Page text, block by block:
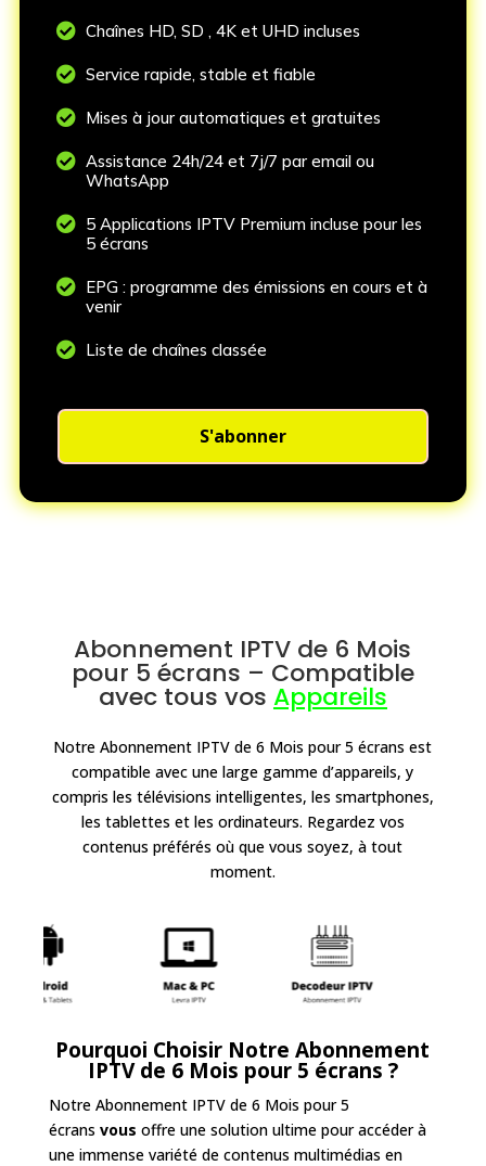
 Chaînes HD, SD , 4K et UHD incluses
 Service rapide, stable et fiable
 Mises à jour automatiques et gratuites
 Assistance 24h/24 et 7j/7 par email ou
WhatsApp
 5 Applications IPTV Premium incluse pour les
5 écrans
 EPG : programme des émissions en cours et à
venir
 Liste de chaînes classée
S'abonner
Abonnement IPTV de 6 Mois
pour 5 écrans – Compatible
avec tous vos Appareils
Notre Abonnement IPTV de 6 Mois pour 5 écrans est
compatible avec une large gamme d’appareils, y
compris les télévisions intelligentes, les smartphones,
les tablettes et les ordinateurs. Regardez vos
contenus préférés où que vous soyez, à tout
moment.
Pourquoi Choisir Notre Abonnement
IPTV de 6 Mois pour 5 écrans ?
Notre Abonnement IPTV de 6 Mois pour 5
écrans vous offre une solution ultime pour accéder à
une immense variété de contenus multimédias en